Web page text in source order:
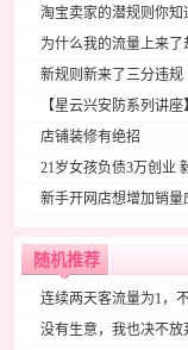
淘宝卖家的潜规则你知
为什么我的流量上来
新规则新来了三分违规
【星云兴安防系列讲
店铺装修有绝招
21岁女孩负债3万创业
新手开网店想增加销量
随机推荐
连续两天客流量为1，
没有生意，我也决不放